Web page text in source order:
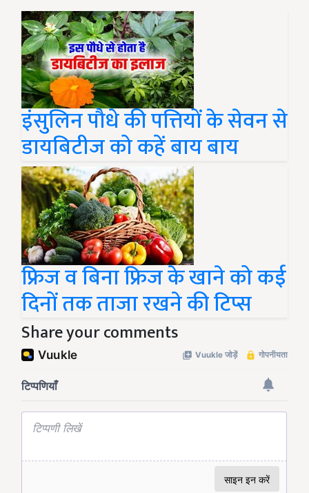
इंसुलिन पौधे की पत्तियों के सेवन से
डायबिटीज को कहें बाय बाय
फ्रिज व बिना फ्रिज के खाने को कई
दिनों तक ताजा रखने की टिप्स
Share your comments